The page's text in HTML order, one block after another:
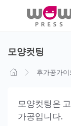
모양컷팅
후가공가이
모양컷팅은
가공입니다.